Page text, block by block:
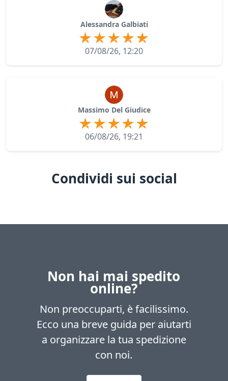
Alessandra Galbiati
07/08/26, 12:20
Massimo Del Giudice
06/08/26, 19:21
Condividi sui social
Non hai mai spedito
online?
Non preoccuparti, è facilissimo.
Ecco una breve guida per aiutarti
a organizzare la tua spedizione
con noi.